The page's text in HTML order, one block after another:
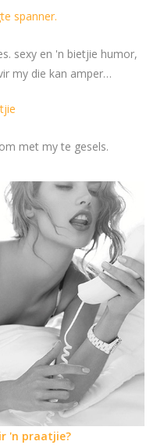
spanner.
sexy en 'n bietjie humor,
my die kan amper…
met my te gesels.
'n praatjie?